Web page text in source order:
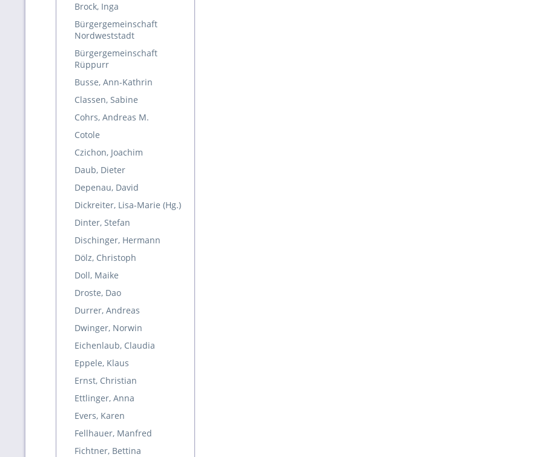
Brock, Inga
Bürgergemeinschaft
Nordweststadt
Bürgergemeinschaft
Rüppurr
Busse, Ann-Kathrin
Classen, Sabine
Cohrs, Andreas M.
Cotole
Czichon, Joachim
Daub, Dieter
Depenau, David
Dickreiter, Lisa-Marie (Hg.)
Dinter, Stefan
Dischinger, Hermann
Dölz, Christoph
Doll, Maike
Droste, Dao
Durrer, Andreas
Dwinger, Norwin
Eichenlaub, Claudia
Eppele, Klaus
Ernst, Christian
Ettlinger, Anna
Evers, Karen
Fellhauer, Manfred
Fichtner, Bettina